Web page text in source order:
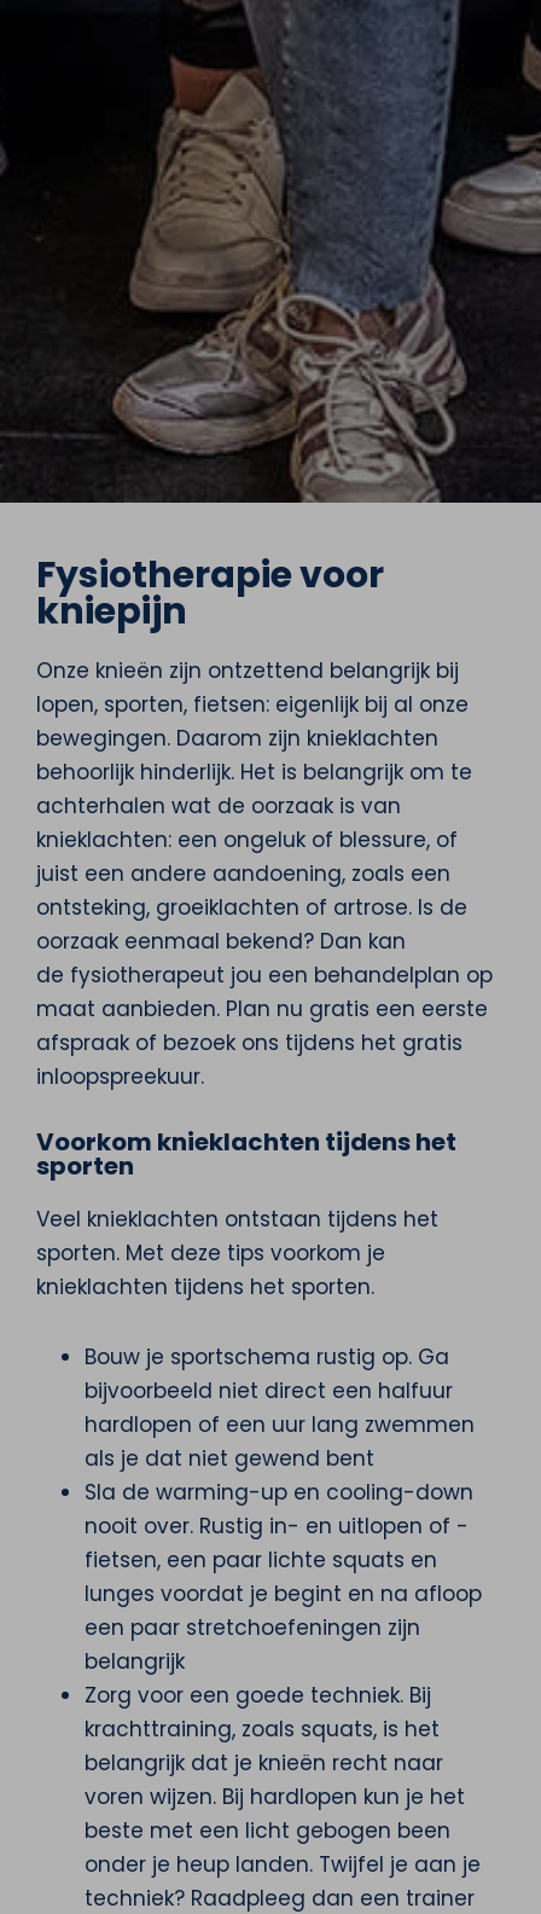
Fysiotherapie voor
kniepijn
Onze knieën zijn ontzettend belangrijk bij
lopen, sporten, fietsen: eigenlijk bij al onze
bewegingen. Daarom zijn knieklachten
behoorlijk hinderlijk. Het is belangrijk om te
achterhalen wat de oorzaak is van
knieklachten: een ongeluk of blessure, of
juist een andere aandoening, zoals een
ontsteking, groeiklachten of artrose. Is de
oorzaak eenmaal bekend? Dan kan
de fysiotherapeut jou een behandelplan op
maat aanbieden. Plan nu gratis een eerste
afspraak of bezoek ons tijdens het gratis
inloopspreekuur.
Voorkom knieklachten tijdens het
sporten
Veel knieklachten ontstaan tijdens het
sporten. Met deze tips voorkom je
knieklachten tijdens het sporten.
Bouw je sportschema rustig op. Ga
bijvoorbeeld niet direct een halfuur
hardlopen of een uur lang zwemmen
als je dat niet gewend bent
Sla de warming-up en cooling-down
nooit over. Rustig in- en uitlopen of -
fietsen, een paar lichte squats en
lunges voordat je begint en na afloop
een paar stretchoefeningen zijn
belangrijk
Zorg voor een goede techniek. Bij
krachttraining, zoals squats, is het
belangrijk dat je knieën recht naar
voren wijzen. Bij hardlopen kun je het
beste met een licht gebogen been
onder je heup landen. Twijfel je aan je
techniek? Raadpleeg dan een trainer